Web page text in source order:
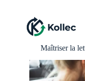
Maîtriser la